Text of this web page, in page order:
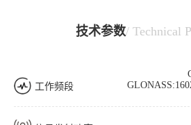
技术参数/ Technical
工作频段